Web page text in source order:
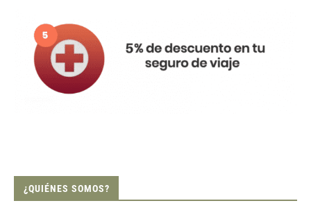
¿QUIÉNES SOMOS?